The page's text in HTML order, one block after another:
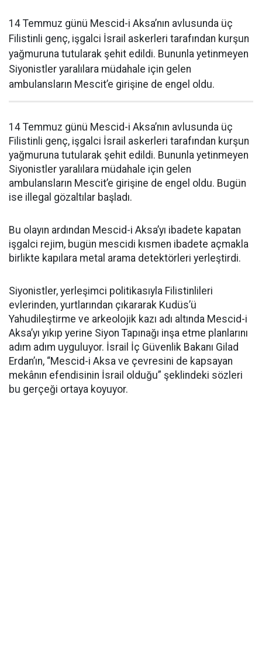
14 Temmuz günü Mescid-i Aksa’nın avlusunda üç
Filistinli genç, işgalci İsrail askerleri tarafından kurşun
yağmuruna tutularak şehit edildi. Bununla yetinmeyen
Siyonistler yaralılara müdahale için gelen
ambulansların Mescit’e girişine de engel oldu.
14 Temmuz günü Mescid-i Aksa’nın avlusunda üç
Filistinli genç, işgalci İsrail askerleri tarafından kurşun
yağmuruna tutularak şehit edildi. Bununla yetinmeyen
Siyonistler yaralılara müdahale için gelen
ambulansların Mescit’e girişine de engel oldu. Bugün
ise illegal gözaltılar başladı.
Bu olayın ardından Mescid-i Aksa’yı ibadete kapatan
işgalci rejim, bugün mescidi kısmen ibadete açmakla
birlikte kapılara metal arama detektörleri yerleştirdi.
Siyonistler, yerleşimci politikasıyla Filistinlileri
evlerinden, yurtlarından çıkararak Kudüs’ü
Yahudileştirme ve arkeolojik kazı adı altında Mescid-i
Aksa’yı yıkıp yerine Siyon Tapınağı inşa etme planlarını
adım adım uyguluyor. İsrail İç Güvenlik Bakanı Gilad
Erdan’ın, “Mescid-i Aksa ve çevresini de kapsayan
mekânın efendisinin İsrail olduğu” şeklindeki sözleri
bu gerçeği ortaya koyuyor.